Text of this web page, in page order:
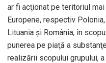
ar fi acţionat pe teritoriul
Europene, respectiv
Lituania şi România, în
punerea pe piaţă a
realizării scopului grupului,